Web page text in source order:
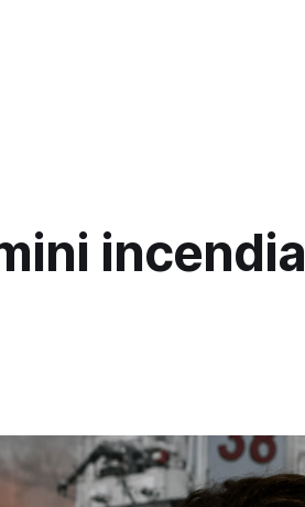
incendia